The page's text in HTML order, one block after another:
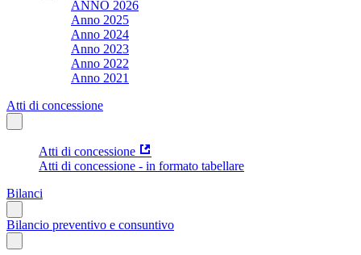
ANNO 2026
Anno 2025
Anno 2024
Anno 2023
Anno 2022
Anno 2021
Atti di concessione
Atti di concessione
Atti di concessione - in formato tabellare
Bilanci
Bilancio preventivo e consuntivo